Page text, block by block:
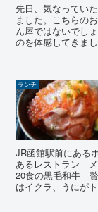
先日、気なってい
ました。こちらの
ん屋ではないでし
のを体感してきまし
ランチ
JR函館駅前にある
あるレストラン
20食の黒毛和牛
はイクラ、うにが